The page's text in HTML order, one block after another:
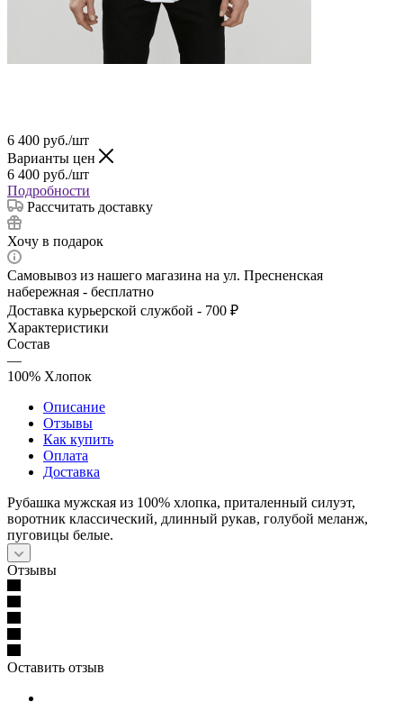
6 400 руб./шт
Варианты цен
6 400 руб./шт
Подробности
Рассчитать доставку
Хочу в подарок
Самовывоз из нашего магазина на ул. Пресненская
набережная - бесплатно
Доставка курьерской службой - 700 ₽
Характеристики
Состав
—
100% Хлопок
Описание
Отзывы
Как купить
Оплата
Доставка
Рубашка мужская из 100% хлопка, приталенный силуэт,
воротник классический, длинный рукав, голубой меланж,
пуговицы белые.
Отзывы
Оставить отзыв